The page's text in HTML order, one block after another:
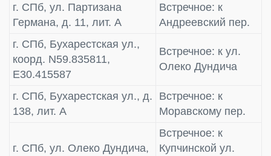
г. СПб, ул. Партизана
Германа, д. 11, лит. А
Встречное: к
Андреевский пер.
г. СПб, Бухарестская ул.,
коорд. N59.835811,
E30.415587
Встречное: к ул.
Олеко Дундича
г. СПб, Бухарестская ул., д.
138, лит. А
Встречное: к
Моравскому пер.
г. СПб, ул. Олеко Дундича,
Встречное: к
Купчинской ул.